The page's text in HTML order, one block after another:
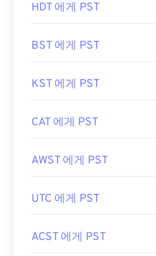
HDT 에게 PST
BST 에게 PST
KST 에게 PST
CAT 에게 PST
AWST 에게 PST
UTC 에게 PST
ACST 에게 PST